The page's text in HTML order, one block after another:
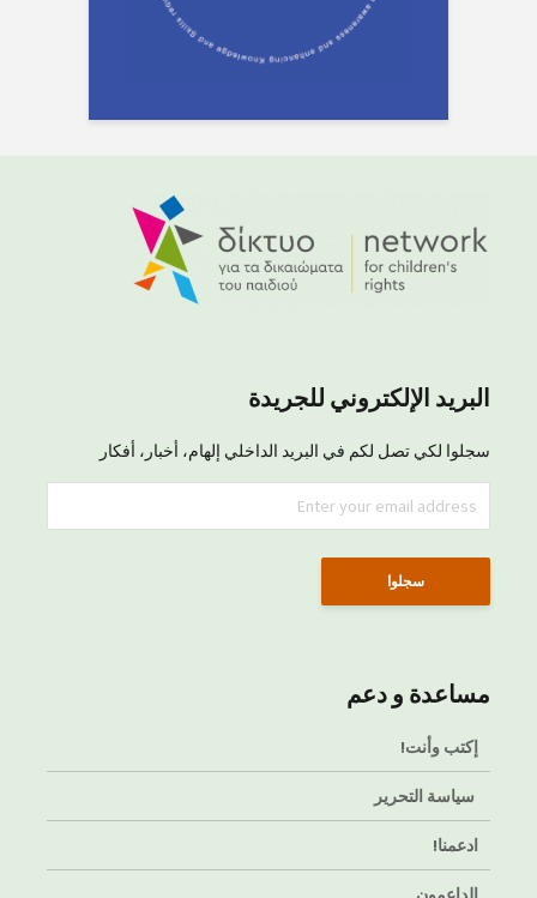
البريد الإلكتروني للجريدة
سجلوا لكي تصل لكم في البريد الداخلي إلهام، أخبار، أفكار
مساعدة و دعم
إكتب وأنت!
سياسة التحرير
ادعمنا!